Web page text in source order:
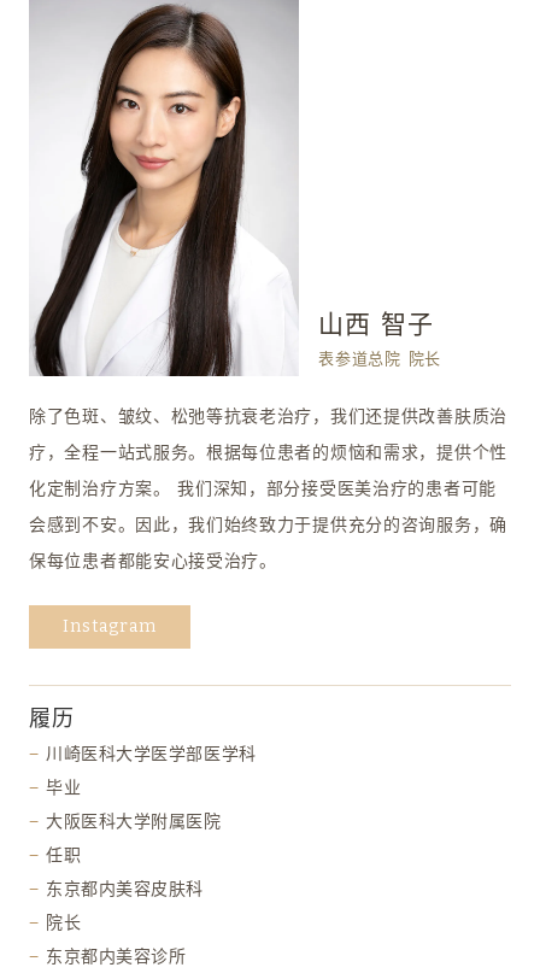
山西 智子
表参道总院 院长
除了色斑、皱纹、松弛等抗衰老治疗，我们还提供改善肤质治
疗，全程一站式服务。根据每位患者的烦恼和需求，提供个性
化定制治疗方案。 我们深知，部分接受医美治疗的患者可能
会感到不安。因此，我们始终致力于提供充分的咨询服务，确
保每位患者都能安心接受治疗。
Instagram
履历
川崎医科大学医学部医学科
毕业
大阪医科大学附属医院
任职
东京都内美容皮肤科
院长
东京都内美容诊所